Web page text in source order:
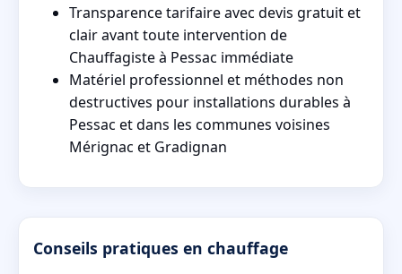
Transparence tarifaire avec devis gratuit et
clair avant toute intervention de
Chauffagiste à Pessac immédiate
Matériel professionnel et méthodes non
destructives pour installations durables à
Pessac et dans les communes voisines
Mérignac et Gradignan
Conseils pratiques en chauffage